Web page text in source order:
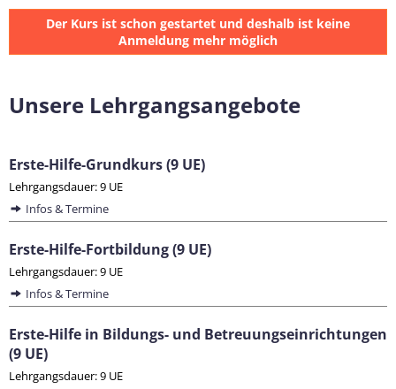
Der Kurs ist schon gestartet und deshalb ist keine
Anmeldung mehr möglich
Unsere Lehrgangsangebote
Erste-Hilfe-Grundkurs (9 UE)
Lehrgangsdauer: 9 UE
Infos & Termine
Erste-Hilfe-Fortbildung (9 UE)
Lehrgangsdauer: 9 UE
Infos & Termine
Erste-Hilfe in Bildungs- und Betreuungseinrichtungen
(9 UE)
Lehrgangsdauer: 9 UE